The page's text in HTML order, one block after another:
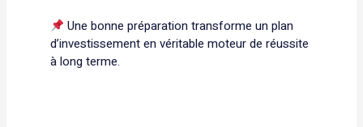
Une bonne préparation transforme un plan
d’investissement en véritable moteur de réussite
à long terme.